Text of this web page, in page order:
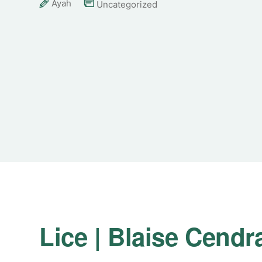
Ayah Uncategorized
Lice | Blaise